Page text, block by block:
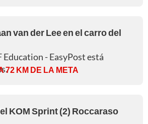
van der Lee en el carro del
Education - EasyPost está
72 KM DE LA META
KOM Sprint (2) Roccaraso